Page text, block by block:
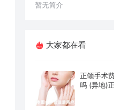
暂无简介
大家都在看
正颌手术
吗 (异地)